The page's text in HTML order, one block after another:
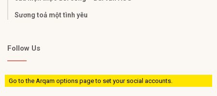
Sương toả một tình yêu
Follow Us
Go to the Arqam options page to set your social accounts.